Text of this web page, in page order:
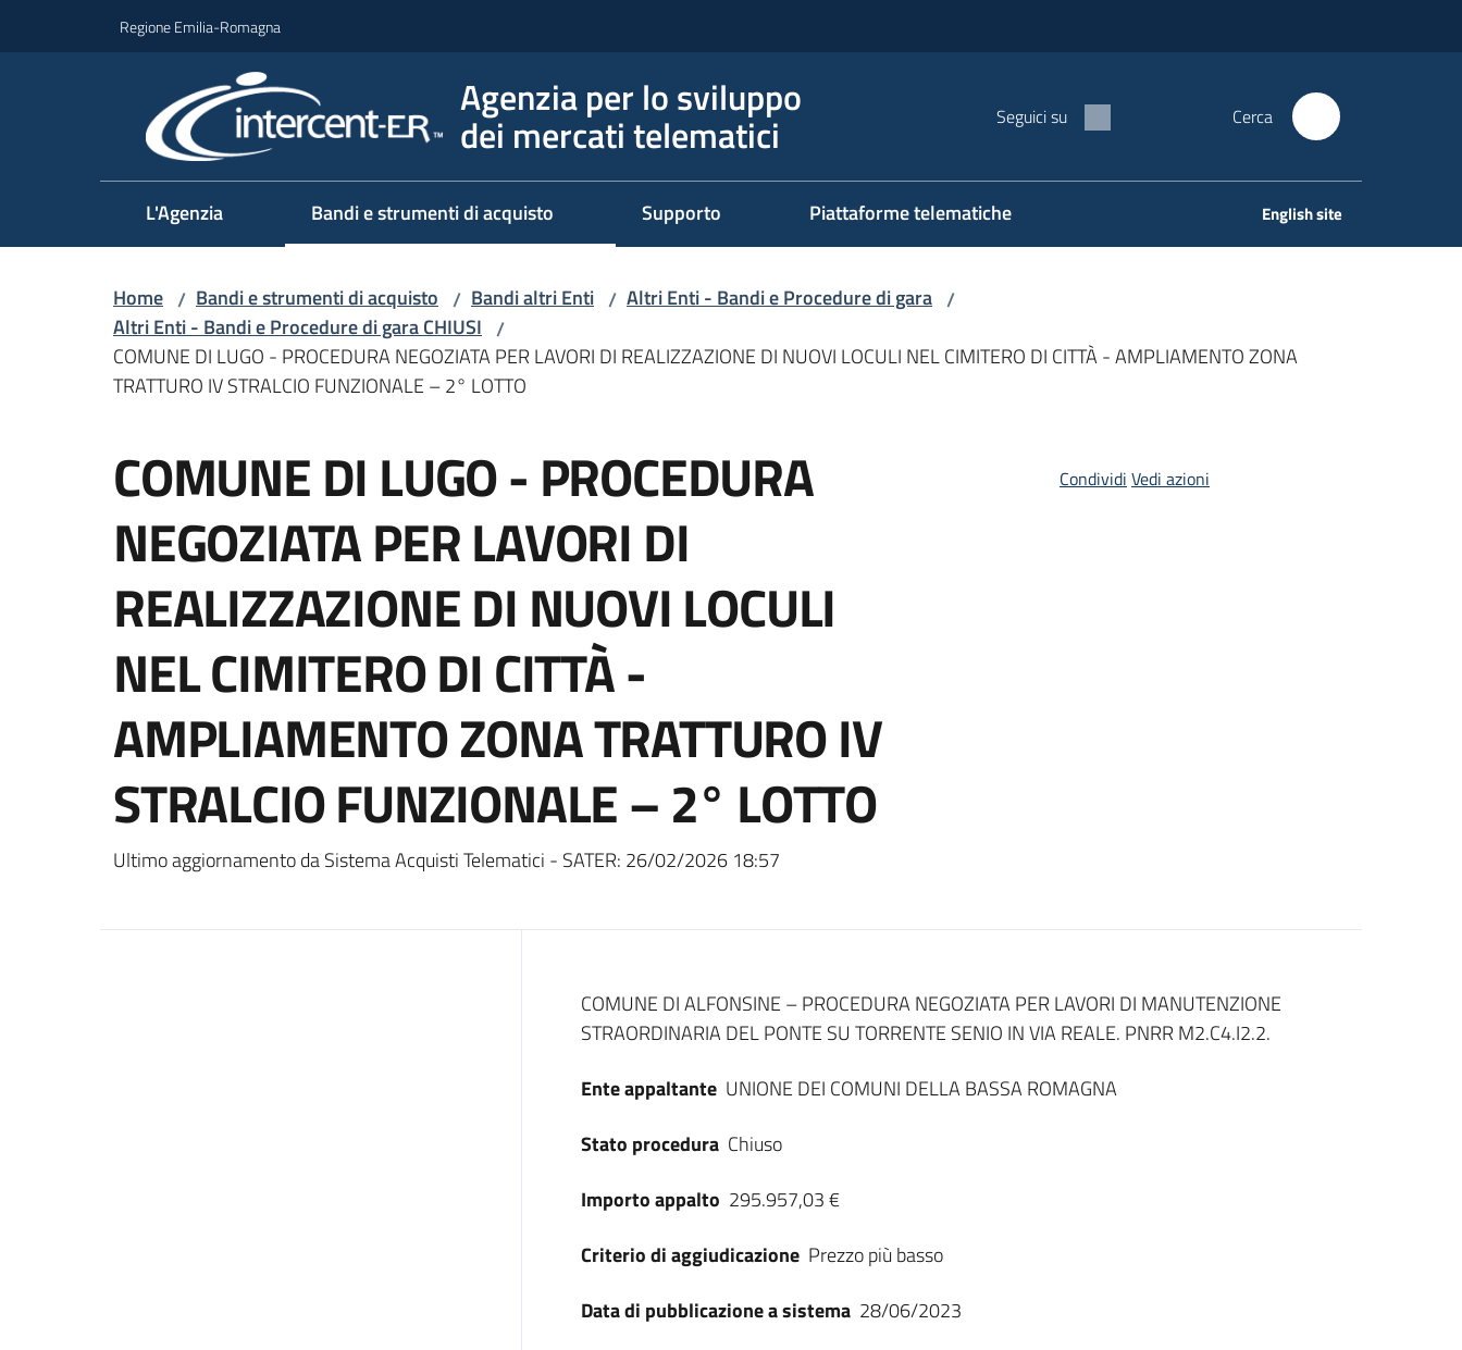
Regione Emilia-Romagna
Agenzia per lo sviluppo
dei mercati telematici Seguici su Cerca
L'Agenzia Bandi e strumenti di acquisto Supporto Piattaforme telematiche English site
Home / Bandi e strumenti di acquisto / Bandi altri Enti / Altri Enti - Bandi e Procedure di gara /
Altri Enti - Bandi e Procedure di gara CHIUSI /
COMUNE DI LUGO - PROCEDURA NEGOZIATA PER LAVORI DI REALIZZAZIONE DI NUOVI LOCULI NEL CIMITERO DI CITTÀ - AMPLIAMENTO ZONA
TRATTURO IV STRALCIO FUNZIONALE – 2° LOTTO
COMUNE DI LUGO - PROCEDURA
NEGOZIATA PER LAVORI DI
REALIZZAZIONE DI NUOVI LOCULI
NEL CIMITERO DI CITTÀ -
AMPLIAMENTO ZONA TRATTURO IV
STRALCIO FUNZIONALE – 2° LOTTO
Ultimo aggiornamento da Sistema Acquisti Telematici - SATER: 26/02/2026 18:57
Condividi Vedi azioni
Dati del bando
COMUNE DI ALFONSINE – PROCEDURA NEGOZIATA PER LAVORI DI MANUTENZIONE
STRAORDINARIA DEL PONTE SU TORRENTE SENIO IN VIA REALE. PNRR M2.C4.I2.2.
Ente appaltante UNIONE DEI COMUNI DELLA BASSA ROMAGNA
Stato procedura Chiuso
Importo appalto 295.957,03 €
Criterio di aggiudicazione Prezzo più basso
Data di pubblicazione a sistema 28/06/2023